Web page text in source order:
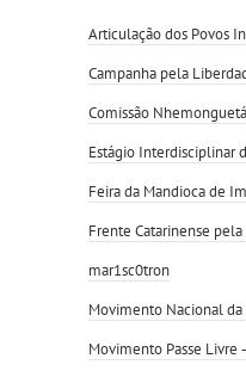
Articulação dos Povos
Campanha pela
Comissão Nhemonguetá
Estágio Interdisciplinar
Feira da Mandioca de
Frente Catarinense
mar1sc0tron
Movimento Nacional da
Movimento Passe Livre